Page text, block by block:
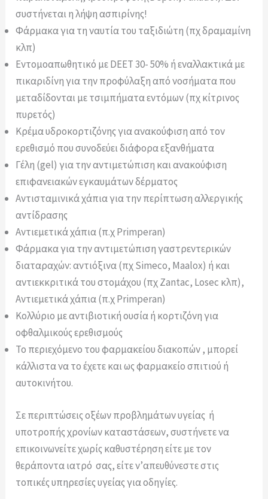
συστήνεται η λήψη ασπιρίνης!
Φάρμακα για τη ναυτία του ταξιδιώτη (πχ δραμαμίνη
κλπ)
Εντομοαπωθητικό με DEET 30- 50% ή εναλλακτικά με
πικαριδίνη για την προφύλαξη από νοσήματα που
μεταδίδονται με τσιμπήματα εντόμων (πχ κίτρινος
πυρετός)
Κρέμα υδροκορτιζόνης για ανακούφιση από τον
ερεθισμό που συνοδεύει διάφορα εξανθήματα
Γέλη (gel) για την αντιμετώπιση και ανακούφιση
επιφανειακών εγκαυμάτων δέρματος
Αντισταμινικά χάπια για την περίπτωση αλλεργικής
αντίδρασης
Αντιεμετικά χάπια (π.χ Primperan)
Φάρμακα για την αντιμετώπιση γαστρεντερικών
διαταραχών: αντιόξινα (πχ Simeco, Maalox) ή και
αντιεκκριτικά του στομάχου (πχ Zantac, Losec κλπ),
Αντιεμετικά χάπια (π.χ Primperan)
Κολλύριο με αντιβιοτική ουσία ή κορτιζόνη για
οφθαλμικούς ερεθισμούς
Το περιεχόμενο του φαρμακείου διακοπών , μπορεί
κάλλιστα να το έχετε και ως φαρμακείο σπιτιού ή
αυτοκινήτου.
Σε περιπτώσεις οξέων προβλημάτων υγείας ή
υποτροπής χρονίων καταστάσεων, συστήνετε να
επικοινωνείτε χωρίς καθυστέρηση είτε με τον
θεράποντα ιατρό σας, είτε ν’απευθύνεστε στις
τοπικές υπηρεσίες υγείας για οδηγίες.